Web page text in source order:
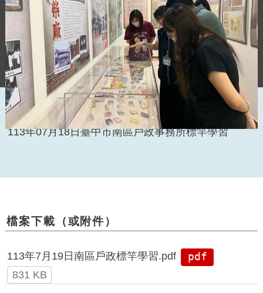
113年07月18日臺中市南區戶政事務所標竿學習
檔案下載（或附件）
113年7月19日南區戶政標竿學習.pdf
pdf
831 KB